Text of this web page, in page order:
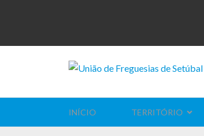
INÍCIO TERRITÓRIO